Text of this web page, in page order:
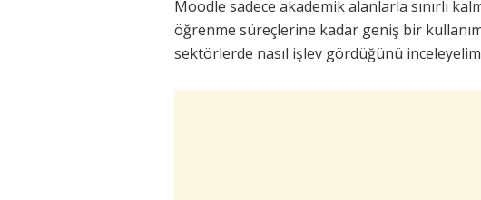
Moodle sadece akademik alanlarla sınırlı
öğrenme süreçlerine kadar geniş bir
sektörlerde nasıl işlev gördüğünü